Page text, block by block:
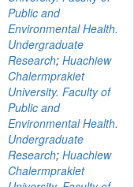
Public and
Environmental Health.
Undergraduate
Research; Huachiew
Chalermprakiet
University. Faculty of
Public and
Environmental Health.
Undergraduate
Research; Huachiew
Chalermprakiet